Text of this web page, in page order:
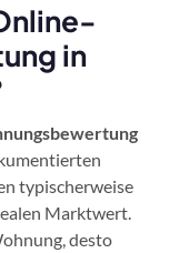
in
typischerweise
Marktwert.
desto